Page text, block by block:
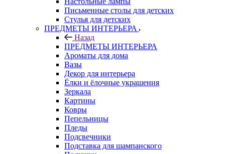
Письменные столы для детских
Стулья для детских
ПРЕДМЕТЫ ИНТЕРЬЕРА
Назад
ПРЕДМЕТЫ ИНТЕРЬЕРА
Ароматы для дома
Вазы
Декор для интерьера
Ёлки и ёлочные украшения
Зеркала
Картины
Ковры
Пепельницы
Пледы
Подсвечники
Подставка для шампанского